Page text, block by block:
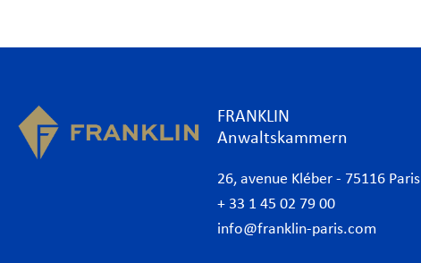
FRANKLIN
Anwaltskammern
26, avenue Kléber - 75116 Paris
+ 33 1 45 02 79 00
info@franklin-paris.com